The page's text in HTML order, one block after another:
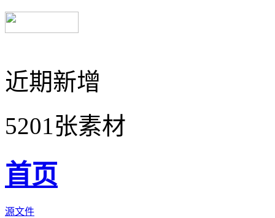
近期新增
5201张素材
首页
源文件